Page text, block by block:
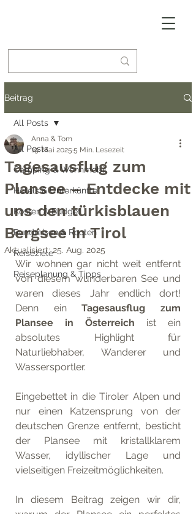
Beitrag
All Posts
Camping & Wohnmobil
Hotels & Unterkünfte
Kosten & Budget
Rundreisen & Routen
Reiseziele
Reiseplanung & Tipps
All Posts
Tagesausflug zum
Plansee – Entdecke mit
uns den türkisblauen
Bergsee in Tirol
Anna & Tom
19. Mai 2025 5 Min. Lesezeit
Aktualisiert:25. Aug. 2025
Wir wohnen gar nicht weit entfernt
von diesem wunderbaren See und
waren dieses Jahr endlich dort!
Denn ein Tagesausflug zum
Plansee in Österreich ist ein
absolutes Highlight für
Naturliebhaber, Wanderer und
Wassersportler.
Eingebettet in die Tiroler Alpen und
nur einen Katzensprung von der
deutschen Grenze entfernt, besticht
der Plansee mit kristallklarem
Wasser, idyllischer Lage und
vielseitigen Freizeitmöglichkeiten.
In diesem Beitrag zeigen wir dir,